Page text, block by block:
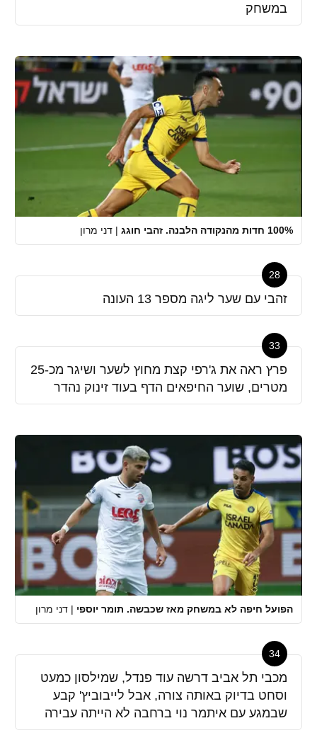
במשחק
100% חדות מהנקודה הלבנה. זהבי חוגג | דני מרון
28
זהבי עם שער ליגה מספר 13 העונה
33
פרץ ראה את ג'רפי קצת מחוץ לשער ושיגר מכ-25
מטרים, שוער החיפאים הדף בעוד זינוק נהדר
הפועל חיפה לא במשחק מאז שכבשה. תומר יוספי | דני מרון
34
מכבי תל אביב דרשה עוד פנדל, שמילסון כמעט
וסחט בדיוק באותה צורה, אבל לייבוביץ' קבע
שבמגע עם איתמר נוי ברחבה לא הייתה עבירה